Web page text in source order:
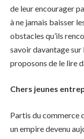
de leur encourager
à ne jamais baisser
obstacles qu’ils
savoir davantage sur
proposons de le lire
Chers jeunes
Partis du commerce
un empire devenu